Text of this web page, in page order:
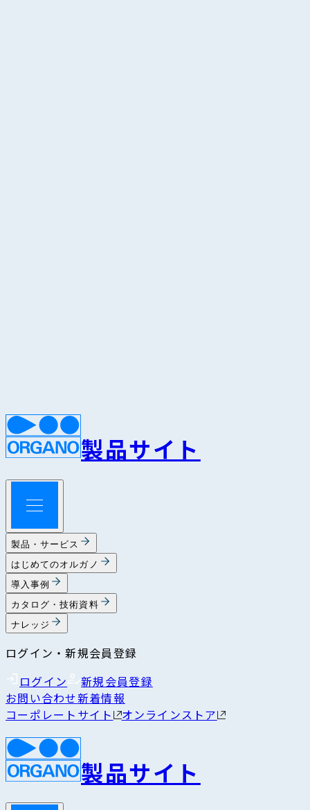
製品サイト
製品・サービス
はじめてのオルガノ
導入事例
カタログ・技術資料
ナレッジ
ログイン・新規会員登録
ログイン
新規会員登録
お問い合わせ新着情報
コーポレートサイト
オンラインストア
製品サイト